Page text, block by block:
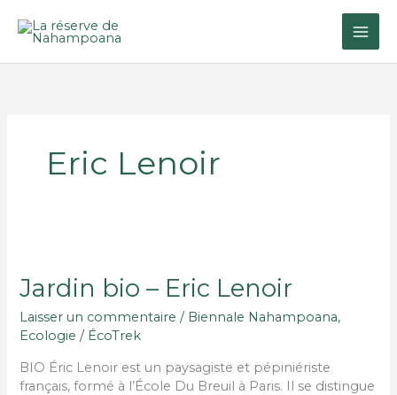
contenu
Eric Lenoir
Jardin bio – Eric Lenoir
Laisser un commentaire / Biennale Nahampoana,
Ecologie / ÉcoTrek
BIO Éric Lenoir est un paysagiste et pépiniériste
français, formé à l’École Du Breuil à Paris. Il se distingue